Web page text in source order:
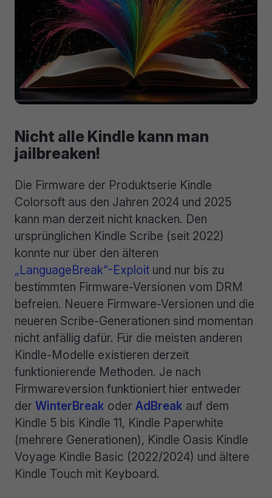
Nicht alle Kindle kann man
jailbreaken!
Die Firmware der Produktserie Kindle
Colorsoft aus den Jahren 2024 und 2025
kann man derzeit nicht knacken. Den
ursprünglichen Kindle Scribe (seit 2022)
konnte nur über den älteren
„LanguageBreak“-Exploit und nur bis zu
bestimmten Firmware-Versionen vom DRM
befreien. Neuere Firmware-Versionen und die
neueren Scribe-Generationen sind momentan
nicht anfällig dafür. Für die meisten anderen
Kindle-Modelle existieren derzeit
funktionierende Methoden. Je nach
Firmwareversion funktioniert hier entweder
der WinterBreak oder AdBreak auf dem
Kindle 5 bis Kindle 11, Kindle Paperwhite
(mehrere Generationen), Kindle Oasis Kindle
Voyage Kindle Basic (2022/2024) und ältere
Kindle Touch mit Keyboard.